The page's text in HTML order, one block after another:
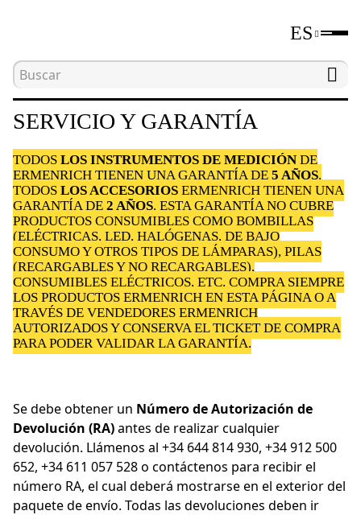
ES
Inicio
SERVICIO Y GARANTÍA
TODOS LOS INSTRUMENTOS DE MEDICIÓN DE
ERMENRICH TIENEN UNA GARANTÍA DE 5 AÑOS.
TODOS LOS ACCESORIOS ERMENRICH TIENEN UNA
GARANTÍA DE 2 AÑOS. ESTA GARANTÍA NO CUBRE
PRODUCTOS CONSUMIBLES COMO BOMBILLAS
(ELÉCTRICAS, LED, HALÓGENAS, DE BAJO
CONSUMO Y OTROS TIPOS DE LÁMPARAS), PILAS
(RECARGABLES Y NO RECARGABLES),
CONSUMIBLES ELÉCTRICOS, ETC. COMPRA SIEMPRE
LOS PRODUCTOS ERMENRICH EN ESTA PÁGINA O A
TRAVÉS DE VENDEDORES ERMENRICH
AUTORIZADOS Y CONSERVA EL TICKET DE COMPRA
PARA PODER VALIDAR LA GARANTÍA.
Se debe obtener un Número de Autorización de
Devolución (RA)antes de realizar cualquier
devolución. Llámenos al +34 644 814 930, +34 912 500
652, +34 611 057 528 o contáctenos para recibir el
número RA, el cual deberá mostrarse en el exterior del
paquete de envío. Todas las devoluciones deben ir